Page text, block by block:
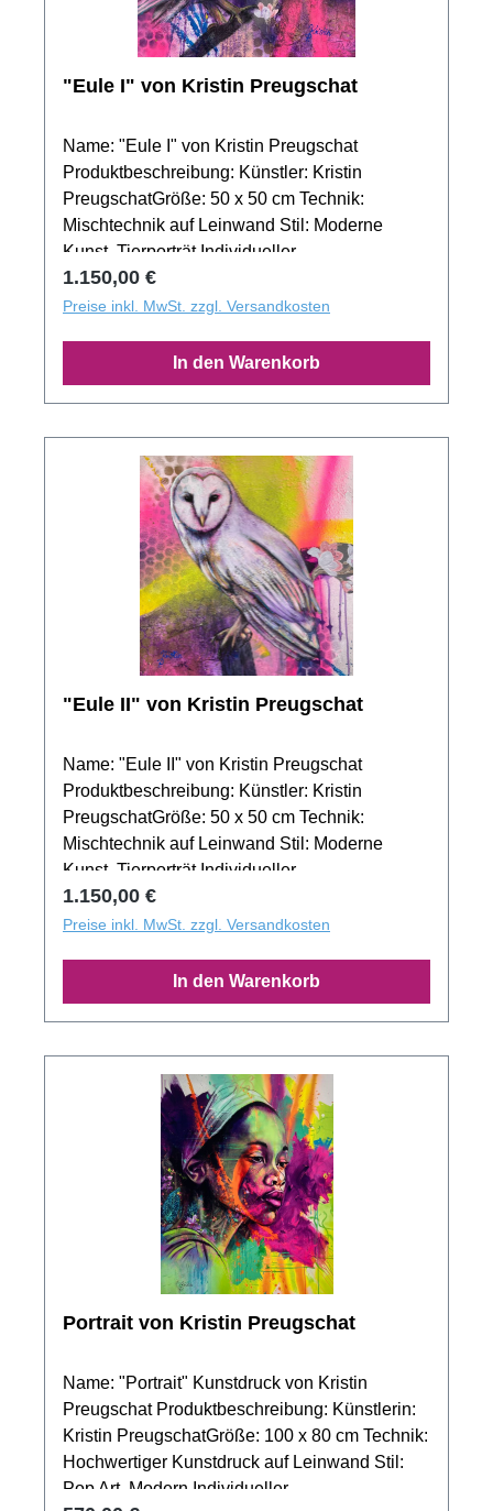
"Eule I" von Kristin Preugschat
Name: "Eule I" von Kristin Preugschat
Produktbeschreibung: Künstler: Kristin
PreugschatGröße: 50 x 50 cm Technik:
Mischtechnik auf Leinwand Stil: Moderne
Kunst, Tierporträt Individueller
Einrahmungsservice: Für eine noch intensivere
Ausdruckskraft von "Eule I" bietet sich die
Rahmen an. Unser Team steht Ihnen jederzeit
beratend zur Seite, um das Kunstwerk optimal
zur Geltung zu bringen. Exklusiver
Fotomontage-Service: Erleben Sie "Eule I" in
Ihrem persönlichen Umfeld mit unserem
speziellen Fotomontage-Service. Wir helfen
Ihnen dabei, das Gemälde virtuell in Ihren
Raum einzufügen und so die perfekte
Platzierung zu identifizieren.
Regulärer Preis:
1.150,00 €
Preise inkl. MwSt. zzgl. Versandkosten
In den Warenkorb
"Eule II" von Kristin Preugschat
Name: "Eule II" von Kristin Preugschat
Produktbeschreibung: Künstler: Kristin
PreugschatGröße: 50 x 50 cm Technik:
Mischtechnik auf Leinwand Stil: Moderne
Kunst, Tierporträt Individueller
Einrahmungsservice: Für eine noch intensivere
Ausdruckskraft von "Eule II" bietet sich die
Rahmen an. Unser Team steht Ihnen jederzeit
beratend zur Seite, um das Kunstwerk optimal
zur Geltung zu bringen. Exklusiver
Fotomontage-Service: Erleben Sie "Eule II" in
Ihrem persönlichen Umfeld mit unserem
speziellen Fotomontage-Service. Wir helfen
Ihnen dabei, das Gemälde virtuell in Ihren
Raum einzufügen und so die perfekte
Platzierung zu identifizieren.
Regulärer Preis:
1.150,00 €
Preise inkl. MwSt. zzgl. Versandkosten
In den Warenkorb
Portrait von Kristin Preugschat
Name: "Portrait" Kunstdruck von Kristin
Preugschat Produktbeschreibung: Künstlerin:
Kristin PreugschatGröße: 100 x 80 cm Technik:
Hochwertiger Kunstdruck auf Leinwand Stil:
Pop Art, Modern Individueller